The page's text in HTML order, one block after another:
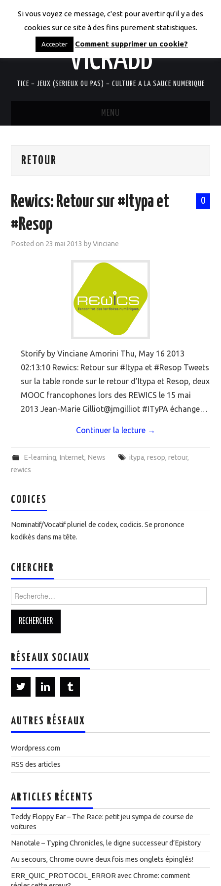
LES CODICES DE
VICRABB
TICE – JEUX (SERIEUX OU PAS) – CULTURE A LA SAUCE NUMERIQUE
MENU
QUI SUIS-JE?
MOOC SUIVIS
RETOUR
0
Rewics: Retour sur #Itypa et
#Resop
Posted on 23 mai 2013 byVinciane
Storify by Vinciane Amorini Thu, May 16 2013
02:13:10 Rewics: Retour sur #Itypa et #Resop Tweets
sur la table ronde sur le retour d’Itypa et Resop, deux
MOOC francophones lors des REWICS le 15 mai
2013 Jean-Marie Gilliot@jmgilliot #ITyPA échange…
Continuer la lecture →
E-learning, Internet, News itypa, resop, retour,
rewics
CODICES
Nominatif/Vocatif pluriel de codex, codicis. Se prononce
kodikès dans ma tête.
CHERCHER
Rechercher :
RÉSEAUX SOCIAUX
AUTRES RÉSEAUX
Wordpress.com
RSS des articles
ARTICLES RÉCENTS
Teddy Floppy Ear – The Race: petit jeu sympa de course de
voitures
Nanotale – Typing Chronicles, le digne successeur d’Epistory
Au secours, Chrome ouvre deux fois mes onglets épinglés!
ERR_QUIC_PROTOCOL_ERROR avec Chrome: comment
Si vous voyez ce message, c'est pour avertir qu'il y a des
cookies sur ce site à des fins purement statistiques.
Accepter Comment supprimer un cookie?